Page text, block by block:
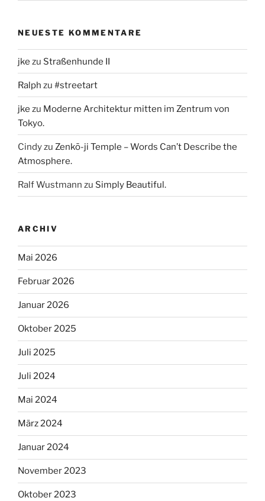
NEUESTE KOMMENTARE
jke zu Straßenhunde II
Ralph zu #streetart
jke zu Moderne Architektur mitten im Zentrum von
Tokyo.
Cindyzu Zenkō-ji Temple – Words Can’t Describe the
Atmosphere.
Ralf Wustmann zu Simply Beautiful.
ARCHIV
Mai 2026
Februar 2026
Januar 2026
Oktober 2025
Juli 2025
Juli 2024
Mai 2024
März 2024
Januar 2024
November 2023
Oktober 2023